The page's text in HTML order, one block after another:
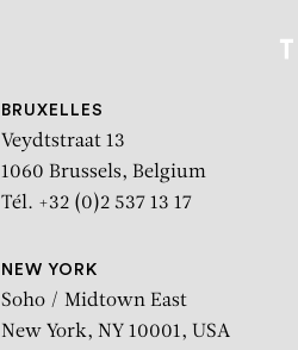
BRUXELLES
Veydtstraat 13
1060 Brussels, Belgium
Tél. +32 (0)2 537 13 17
NEW YORK
Soho / Midtown East
New York, NY 10001, USA